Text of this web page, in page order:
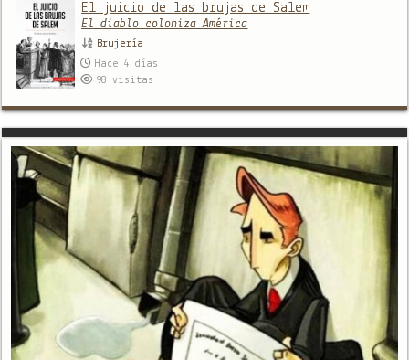
El juicio de las brujas de Salem
El diablo coloniza América
Brujería
Hace 4 días
98visitas